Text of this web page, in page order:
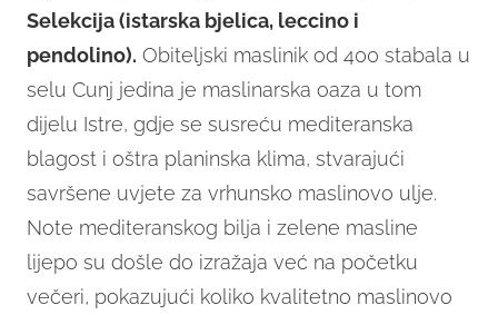
Selekcija (istarska bjelica, leccino i
pendolino). Obiteljski maslinik od 400 stabala u
selu Cunj jedina je maslinarska oaza u tom
dijelu Istre, gdje se susreću mediteranska
blagost i oštra planinska klima, stvarajući
savršene uvjete za vrhunsko maslinovo ulje.
Note mediteranskog bilja i zelene masline
lijepo su došle do izražaja već na početku
večeri, pokazujući koliko kvalitetno maslinovo